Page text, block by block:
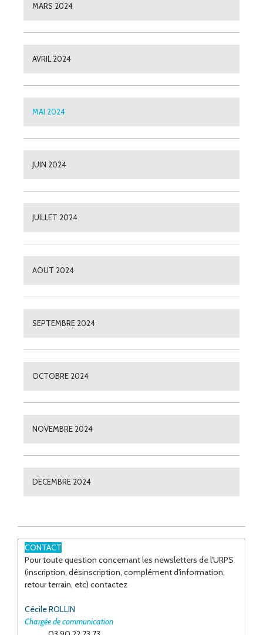
MARS 2024
AVRIL 2024
MAI 2024
JUIN 2024
JUILLET 2024
AOUT 2024
SEPTEMBRE 2024
OCTOBRE 2024
NOVEMBRE 2024
DECEMBRE 2024
CONTACT
Pour toute question concernant les newsletters de l'URPS
(inscription, désinscription, complément d'information,
retour terrain, etc) contactez
Cécile ROLLIN
Chargée de communication